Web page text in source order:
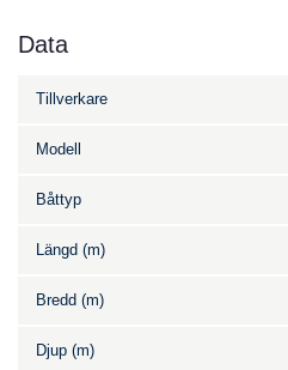
Data
Tillverkare
Modell
Båttyp
Längd (m)
Bredd (m)
Djup (m)